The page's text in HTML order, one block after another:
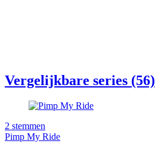
Vergelijkbare series (56)
2 stemmen
Pimp My Ride